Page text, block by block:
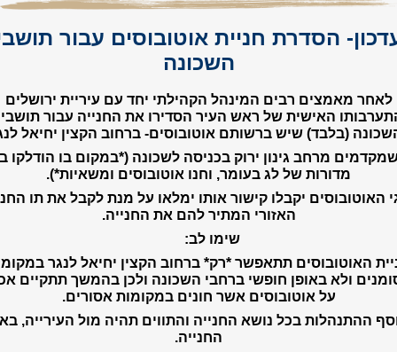
הסדרת חניית אוטובוסים עבור
השכונה
לאחר מאמצים רבים המינהל הקהילתי יחד עם עיריית ירושלים
האישית של ראש העיר הסדירו את החנייה עבור
(בלבד) שיש ברשותם אוטובוסים- ברחוב הקצין יחיאל
מרחב גינון ירוק בכניסה לשכונה (*במקום בו הודלקו
מדורות של לג בעומר, וחנו אוטובוסים ומשאיות*).
האוטובוסים יקבלו קישור אותו ימלאו על מנת לקבל את תו
האזורי המתיר להם את החנייה.
לב:
האוטובוסים תתאפשר *רק* ברחוב הקצין יחיאל לנגר
ולא באופן חופשי ברחבי השכונה ולכן בהמשך תתקיים
על אוטובוסים אשר חונים במקומות אסורים.
ההתנהלות בכל נושא החנייה והתווים תהיה מול העירייה,
החנייה.